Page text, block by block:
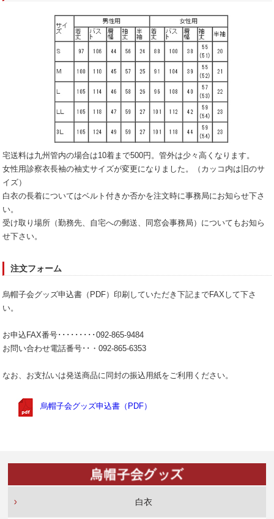
宅送料は九州管内の場合は10着まで500円。管外は少々高くなります。
女性用診察衣長袖の袖丈サイズが変更になりました。（カッコ内は旧のサ
イズ）
白衣の長着についてはベルト付きか否かを注文時に事務局にお知らせ下さ
い。
受け取り場所（勤務先、自宅への郵送、同窓会事務局）についてもお知ら
せ下さい。
注文フォーム
烏帽子会グッズ申込書（PDF）印刷していただき下記までFAXして下さ
い。
お申込FAX番号･････････092-865-9484
お問い合わせ電話番号･･・092-865-6353
なお、お支払いは発送商品に同封の振込用紙をご利用ください。
烏帽子会グッズ申込書（PDF）
白衣